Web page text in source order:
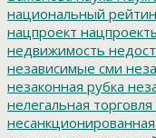
национальный
нацпроект
недвижимость
независимые сми
незаконная рубка
нелегальная торговля